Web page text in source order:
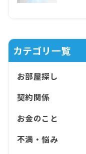
カテゴリ一覧
お部屋探し
契約関係
お金のこと
不満・悩み